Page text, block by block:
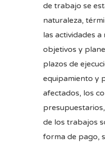
de trabajo se
naturaleza,
las actividades a
objetivos y
plazos de
equipamiento y
afectados, los
de los trabajos
forma de pago,